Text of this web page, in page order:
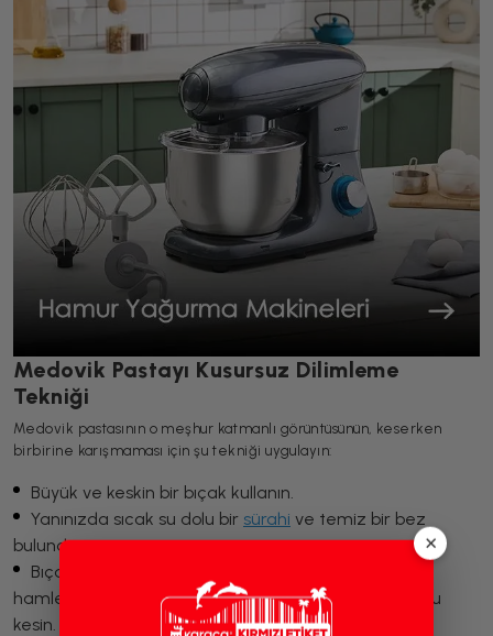
Medovik Pastayı Kusursuz Dilimleme
Tekniği
Medovik pastasının o meşhur katmanlı görüntüsünün, keserken
birbirine karışmaması için şu tekniği uygulayın:
Büyük ve keskin bir bıçak kullanın.
Yanınızda sıcak su dolu bir sürahi ve temiz bir bez
bulundurun.
Bıçağı sıcak suya daldırın, bezle kurulayın ve tek
hamlede (testere gibi git gel yapmadan) aşağı doğru
kesin.
×